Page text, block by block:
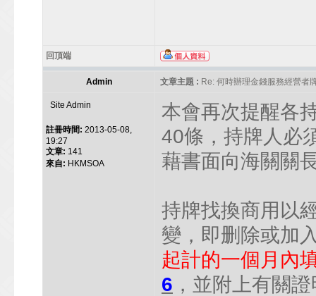
回頂端
Admin 文章主題 : Re: 何時辦理金錢服務經營者
Site Admin
註冊時間: 2013-05-08,
19:27
文章: 141
來自: HKMSOA
本會再次提醒各
40條，持牌人必
藉書面向海關關
持牌找換商用以
變，即删除或加
起計的一個月內
6 ，並附上有關